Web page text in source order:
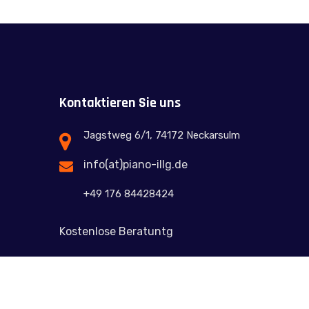
Kontaktieren Sie uns
Jagstweg 6/1, 74172 Neckarsulm
info(at)piano-illg.de
+49 176 84428424
Kostenlose Beratuntg